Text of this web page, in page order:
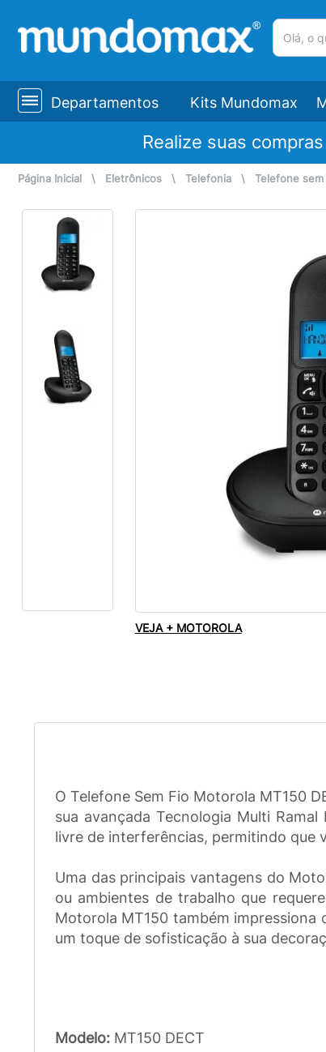
Departamentos Kits Mundomax
Realize suas
Página Inicial \ Eletrônicos \ Telefonia \ Telefone
VEJA + MOTOROLA
O Telefone Sem Fio Motorola MT150
sua avançada Tecnologia Multi
livre de interferências, permitindo que
Uma das principais vantagens do
ou ambientes de trabalho que
Motorola MT150 também impressiona
um toque de sofisticação à sua
Modelo: MT150 DECT